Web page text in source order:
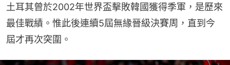
土耳其曾於2002年世界盃擊敗韓國獲得季軍，是歷來
最佳戰績。惟此後連續5屆無緣晉級決賽周，直到今
屆才再次突圍。